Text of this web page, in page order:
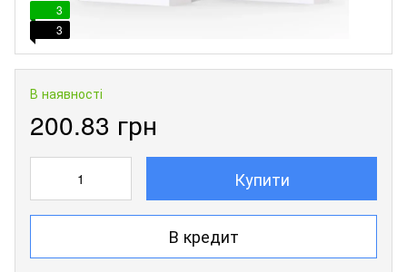
3
3
В наявності
200.83 грн
Купити
В кредит